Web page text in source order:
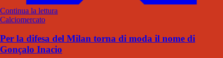
Continua la lettura
Calciomercato
Per la difesa del Milan torna di moda il nome di
Gonçalo Inacio